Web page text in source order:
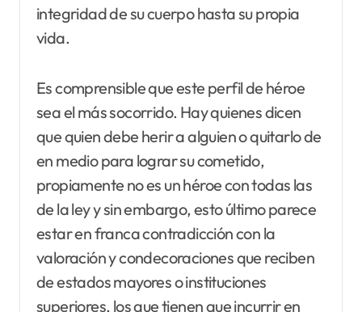
integridad de su cuerpo hasta su propia
vida.
Es comprensible que este perfil de héroe
sea el más socorrido. Hay quienes dicen
que quien debe herir a alguien o quitarlo de
en medio para lograr su cometido,
propiamente no es un héroe con todas las
de la ley y sin embargo, esto último parece
estar en franca contradicción con la
valoración y condecoraciones que reciben
de estados mayores o instituciones
superiores, los que tienen que incurrir en